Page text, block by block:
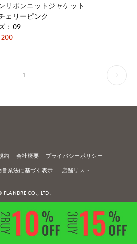
リボンニットジャケット
ェリーピンク
09
1
約 会社概要 プライバシーポリシー
業法に基づく表示 店舗リスト
FLANDRE CO., LTD.